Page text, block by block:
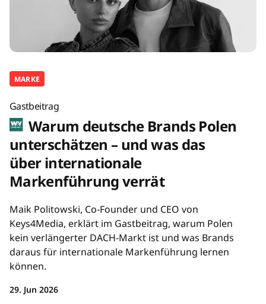
MARKE
Gastbeitrag
Warum deutsche Brands Polen
unterschätzen – und was das
über internationale
Markenführung verrät
Maik Politowski, Co-Founder und CEO von
Keys4Media, erklärt im Gastbeitrag, warum Polen
kein verlängerter DACH-Markt ist und was Brands
daraus für internationale Markenführung lernen
können.
29. Jun 2026